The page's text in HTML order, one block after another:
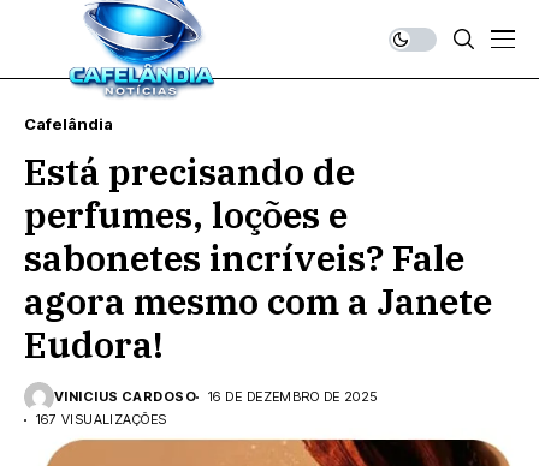
Cafelândia
Está precisando de
perfumes, loções e
sabonetes incríveis? Fale
agora mesmo com a Janete
Eudora!
VINICIUS CARDOSO
16 DE DEZEMBRO DE 2025
167 VISUALIZAÇÕES